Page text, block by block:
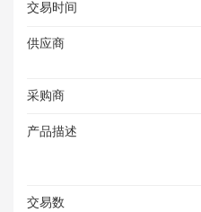
交易时间
供应商
采购商
产品描述
交易数